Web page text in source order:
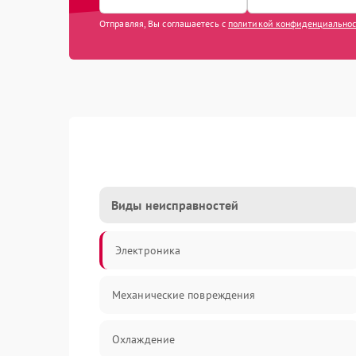
Отправляя, Вы соглашаетесь с политикой
Виды неисправностей
Электроника
Механические повреждения
Охлаждение